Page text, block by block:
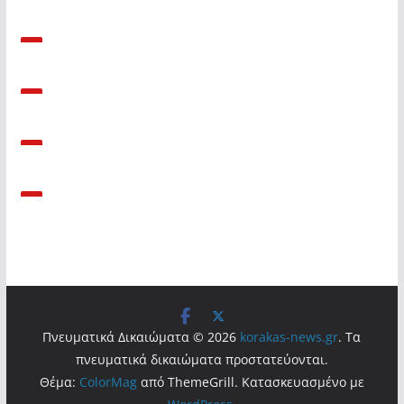
Πνευματικά Δικαιώματα © 2026 korakas-news.gr. Τα
πνευματικά δικαιώματα προστατεύονται.
Θέμα: ColorMagαπό ThemeGrill. Κατασκευασμένο με